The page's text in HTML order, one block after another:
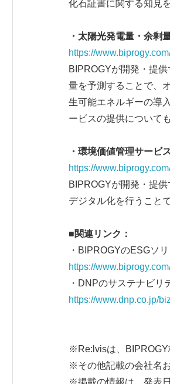
化石証書に関する知見
・太陽光発電量・余剰
https://
BIPROGYが開発・提
量を予測することで、
生可能エネルギーの導
ービスの提供について
・環境価値管理サービ
https://
BIPROGYが開発・提
デジタル化を行うこと
■関連リンク：
・BIPROGYのESGソ
https://
・DNPのサステナビリ
https://www.dnp.co.jp/
※Re:lvisは、BIPROGY
※その他記載の会社名